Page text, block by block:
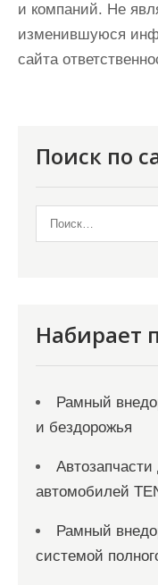
и компаний. Не
изменившуюся
сайта
Поиск по
Набирает
Рамный
и бездорожья
автомобилей
Рамный
системой